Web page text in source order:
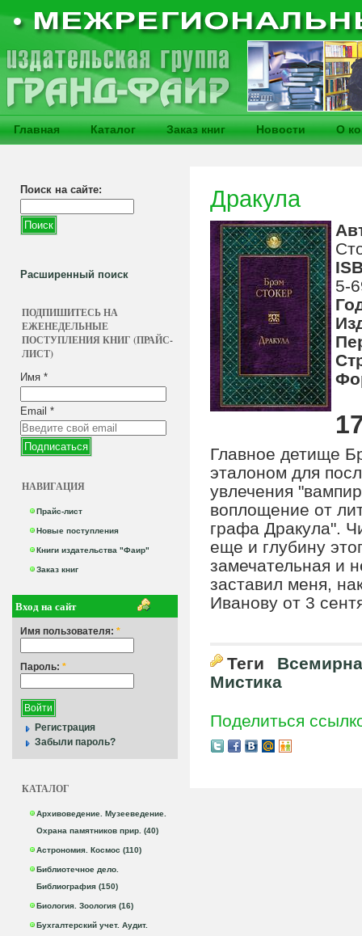
Главная Каталог Заказ книг Новости О
Поиск на сайте:
Расширенный поиск
ПОДПИШИТЕСЬ НА
ЕЖЕНЕДЕЛЬНЫЕ
ПОСТУПЛЕНИЯ КНИГ (ПРАЙС-
ЛИСТ)
Имя *
Email *
НАВИГАЦИЯ
Прайс-лист
Новые поступления
Книги издательства "Фаир"
Заказ книг
Вход на сайт
Имя пользователя: *
Пароль: *
Регистрация
Забыли пароль?
КАТАЛОГ
Архивоведение. Музееведение.
Охрана памятников прир. (40)
Астрономия. Космос (110)
Библиотечное дело.
Библиография (150)
Биология. Зоология (16)
Бухгалтерский учет. Аудит.
Дракула
5-
Главное детище
эталоном для
увлечения
воплощение от
графа Дракула".
еще и глубину
замечательная и
заставил меня,
Иванову от 3
Теги
Мистика
Поделиться